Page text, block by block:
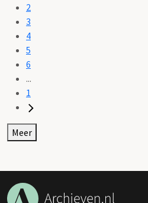
2
3
4
5
6
...
1
Meer